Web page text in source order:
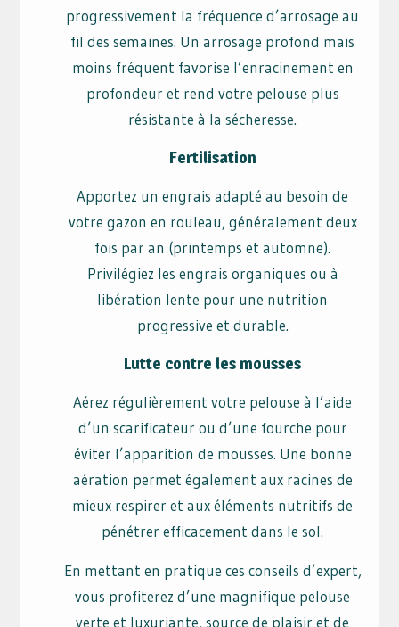
progressivement la fréquence d’arrosage au
fil des semaines. Un arrosage profond mais
moins fréquent favorise l’enracinement en
profondeur et rend votre pelouse plus
résistante à la sécheresse.
Fertilisation
Apportez un engrais adapté au besoin de
votre gazon en rouleau, généralement deux
fois par an (printemps et automne).
Privilégiez les engrais organiques ou à
libération lente pour une nutrition
progressive et durable.
Lutte contre les mousses
Aérez régulièrement votre pelouse à l’aide
d’un scarificateur ou d’une fourche pour
éviter l’apparition de mousses. Une bonne
aération permet également aux racines de
mieux respirer et aux éléments nutritifs de
pénétrer efficacement dans le sol.
En mettant en pratique ces conseils d’expert,
vous profiterez d’une magnifique pelouse
verte et luxuriante, source de plaisir et de